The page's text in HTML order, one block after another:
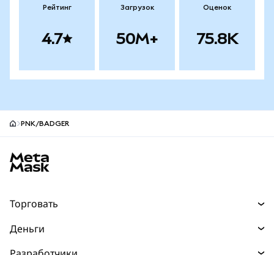
Рейтинг
4.7
Загрузок
50M+
Оценок
75.8K
PNK/BADGER
Торговать
Деньги